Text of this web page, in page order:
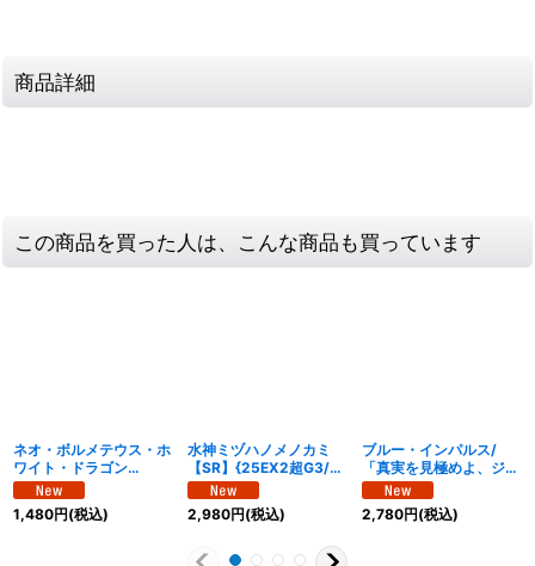
商品詳細
この商品を買った人は、こんな商品も買っています
ネオ・ボルメテウス・ホ
ワイト・ドラゴン
【SR】{25EX2超G10/
超G11}《多》
1,480円(税込)
水神ミヅハノメノカミ
【SR】{25EX2超G3/超
G11}《水》
2,980円(税込)
ブルー・インパルス/
「真実を見極めよ、ジョ
ニー！」【SR】
{25EX3STR3/STR5}
《水》
2,780円(税込)